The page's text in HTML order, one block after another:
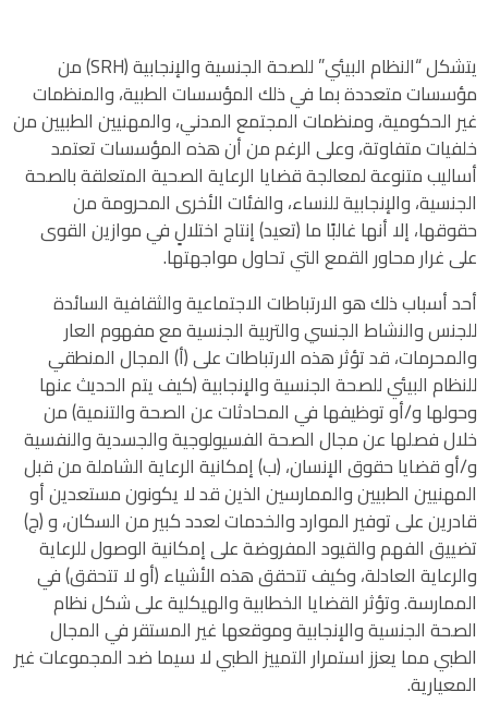
يتشكل “النظام البيئي” للصحة الجنسية والإنجابية (SRH) من
مؤسسات متعددة بما في ذلك المؤسسات الطبية، والمنظمات
غير الحكومية، ومنظمات المجتمع المدني، والمهنيين الطبيين من
خلفيات متفاوتة، وعلى الرغم من أن هذه المؤسسات تعتمد
أساليب متنوعة لمعالجة قضايا الرعاية الصحية المتعلقة بالصحة
الجنسية، والإنجابية للنساء، والفئات الأخرى المحرومة من
حقوقها، إلا أنها غالبًا ما (تعيد) إنتاج اختلالٍ في موازين القوى
على غرار محاور القمع التي تحاول مواجهتها.
أحد أسباب ذلك هو الارتباطات الاجتماعية والثقافية السائدة
للجنس والنشاط الجنسي والتربية الجنسية مع مفهوم العار
والمحرمات، قد تؤثر هذه الارتباطات على (أ) المجال المنطقي
للنظام البيئي للصحة الجنسية والإنجابية (كيف يتم الحديث عنها
وحولها و/أو توظيفها في المحادثات عن الصحة والتنمية) من
خلال فصلها عن مجال الصحة الفسيولوجية والجسدية والنفسية
و/أو قضايا حقوق الإنسان، (ب) إمكانية الرعاية الشاملة من قبل
المهنيين الطبيين والممارسين الذين قد لا يكونون مستعدين أو
قادرين على توفير الموارد والخدمات لعدد كبير من السكان، و (ج)
تضييق الفهم والقيود المفروضة على إمكانية الوصول للرعاية
والرعاية العادلة، وكيف تتحقق هذه الأشياء (أو لا تتحقق) في
الممارسة. وتؤثر القضايا الخطابية والهيكلية على شكل نظام
الصحة الجنسية والإنجابية وموقعها غير المستقر في المجال
الطبي مما يعزز استمرار التمييز الطبي لا سيما ضد المجموعات غير
المعيارية.